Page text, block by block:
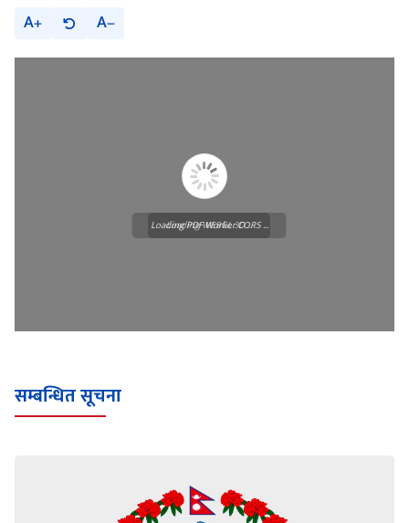
A A
Loading WEBGL 3D ...
Loading PDF Worker CORS ...
सम्बन्धित सूचना